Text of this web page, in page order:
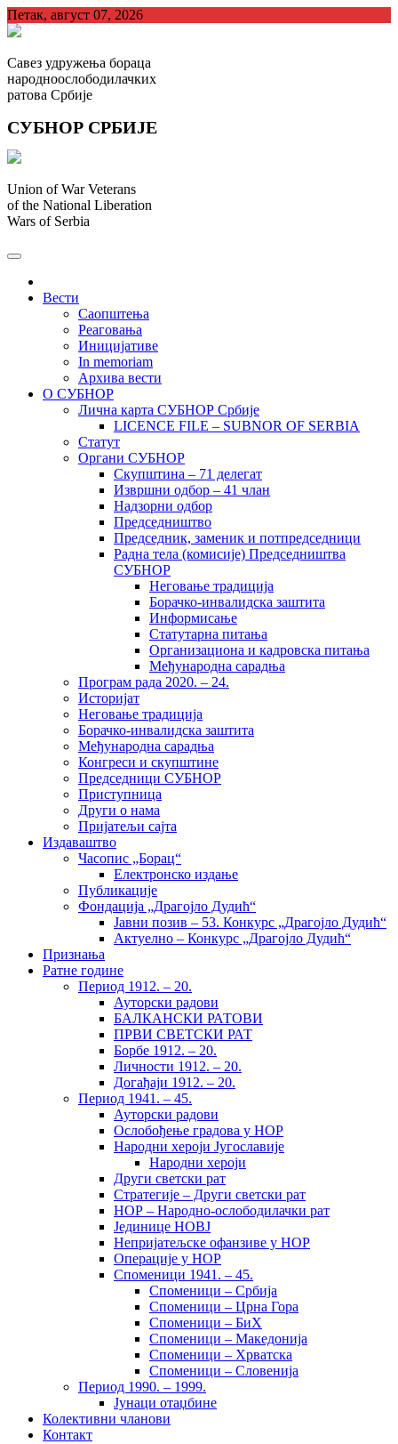
Skip
to
Петак, август 07, 2026
Савез удружења бораца
народноослободилачких
ратова Србије
СУБНОР СРБИЈЕ
Union of War Veterans
of the National Liberation
Wars of Serbia
Вести
Саопштења
Реаговања
Иницијативе
In memoriam
Архива вести
О СУБНОР
Лична карта СУБНОР Србије
LICENCE FILE – SUBNOR OF SERBIA
Статут
Органи СУБНОР
Скупштина – 71 делегат
Извршни одбор – 41 члан
Надзорни одбор
Председништво
Председник, заменик и потпредседници
Радна тела (комисије) Председништва
СУБНОР
Неговање традиција
Борачко-инвалидска заштита
Информисање
Статутарна питања
Организациона и кадровска питања
Међународна сарадња
Програм рада 2020. – 24.
Историјат
Неговање традиција
Борачко-инвалидска заштита
Међународна сарадња
Конгреси и скупштине
Председници СУБНОР
Приступница
Други о нама
Пријатељи сајта
Издаваштво
Часопис „Борац“
Електронско издање
Публикације
Фондација „Драгојло Дудић“
Јавни позив – 53. Конкурс „Драгојло Дудић“
Актуелно – Конкурс „Драгојло Дудић“
Признања
Ратне године
Период 1912. – 20.
Ауторски радови
БАЛКАНСКИ РАТОВИ
ПРВИ СВЕТСКИ РАТ
Борбе 1912. – 20.
Личности 1912. – 20.
Догађаји 1912. – 20.
Период 1941. – 45.
Ауторски радови
Ослобођење градова у НОР
Народни хероји Југославије
Народни хероји
Други светски рат
Стратегије – Други светски рат
НОР – Народно-ослободилачки рат
Јединице НОВЈ
Непријатељске офанзиве у НОР
Операције у НОР
Споменици 1941. – 45.
Споменици – Србија
Споменици – Црна Гора
Споменици – БиХ
Споменици – Македонија
Споменици – Хрватска
Споменици – Словенија
Период 1990. – 1999.
Јунаци отаџбине
Колективни чланови
Контакт